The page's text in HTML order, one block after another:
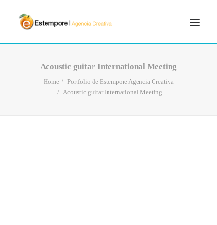
SERVICIOSAcoustic guitar International Meeting
Home
Portfolio de Estempore Agencia Creativa
Acoustic guitar International Meeting